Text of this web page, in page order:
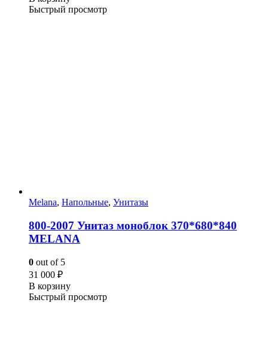
Быстрый просмотр
Melana, Напольные, Унитазы
800-2007 Унитаз моноблок 370*680*840
MELANA
0 out of 5
31 000 ₽
В корзину
Быстрый просмотр